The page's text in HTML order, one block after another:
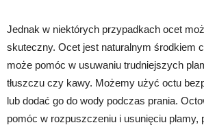
Jednak w niektórych przypadkach ocet
skuteczny. Ocet jest naturalnym środkiem
może pomóc w usuwaniu trudniejszych
tłuszczu czy kawy. Możemy użyć octu
lub dodać go do wody podczas prania.
pomóc w rozpuszczeniu i usunięciu plamy,